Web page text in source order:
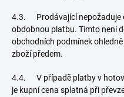
4.3. Prodávající nepožaduje
obdobnou platbu. Tímto není
obchodních podmínek
zboží předem.
4.4. V případě platby v
je kupní cena splatná při